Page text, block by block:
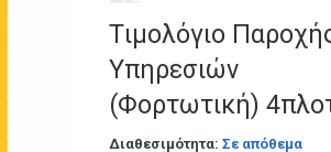
Tιμολόγιο
Υπηρεσιών
(Φορτωτική)
Διαθεσιμότητα:Σε απόθεμα